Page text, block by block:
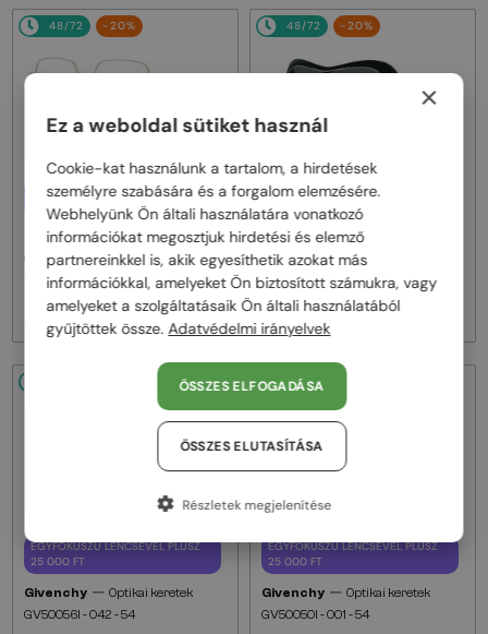
48/72 -20%
EGYFÓKUSZÚ LENCSÉVEL PLUSZ
25 000 FT
Givenchy—Optikai keretek
GV50039U - 028 - 55
59 000 Ft 73 000 Ft
48/72 -20%
Givenchy—Napszemüvegek
GV40098U - 01A - 131
122 000 Ft 152 000 Ft
EGYFÓKUSZÚ LENCSÉVEL PLUSZ
25 000 FT
Givenchy — Optikai keretek
GV50056I - 042 - 54
48/72
EGYFÓKUSZÚ LENCSÉVEL PLUSZ
25 000 FT
Givenchy — Optikai keretek
GV50050I - 001 - 54
×
Ez a weboldal sütiket használ
Cookie-kat használunk a tartalom, a hirdetések
személyre szabására és a forgalom elemzésére.
Webhelyünk Ön általi használatára vonatkozó
információkat megosztjuk hirdetési és elemző
partnereinkkel is, akik egyesíthetik azokat más
információkkal, amelyeket Ön biztosított számukra, vagy
amelyeket a szolgáltatásaik Ön általi használatából
gyűjtöttek össze. Adatvédelmi irányelvek
ÖSSZES ELFOGADÁSA
ÖSSZES ELUTASÍTÁSA
Részletek megjelenítése